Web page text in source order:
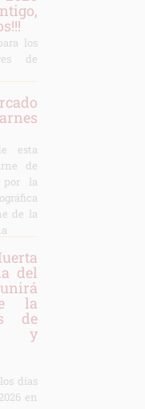
los
de
esta
de
por la
de la
del
la
de
y
días
en